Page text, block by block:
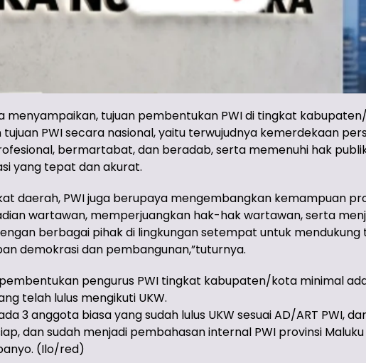
menyampaikan, tujuan pembentukan PWI di tingkat
tujuan PWI secara nasional, yaitu terwujudnya kemerdekaan
bermartabat, dan beradab, serta memenuhi hak
yang tepat dan akurat.
daerah, PWI juga berupaya mengembangkan kemampuan
wartawan, memperjuangkan hak-hak wartawan, serta
berbagai pihak di lingkungan setempat untuk mendukung
demokrasi dan pembangunan,”tuturnya.
pengurus PWI tingkat kabupaten/kota minimal
telah lulus mengikuti UKW.
3 anggota biasa yang sudah lulus UKW sesuai AD/ART PWI,
dan sudah menjadi pembahasan internal PWI provinsi
(Ilo/red)